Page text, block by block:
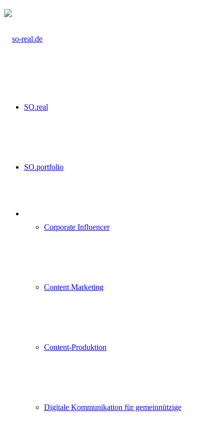
SO.real
SO.portfolio
Corporate Influencer
Content Marketing
Content-Produktion
Digitale Kommunikation für gemeinnützige